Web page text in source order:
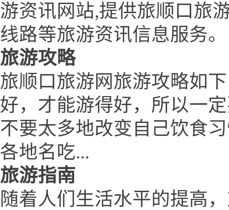
游资讯网站,提供旅顺口旅
线路等旅游资讯信息服务。
旅游攻略
旅顺口旅游网旅游攻略如
好，才能游得好，所以一
不要太多地改变自己饮食
各地名吃...
旅游指南
随着人们生活水平的提高